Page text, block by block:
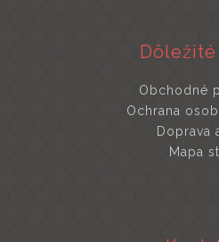
Obchodné
Ochrana
Doprava
Mapa